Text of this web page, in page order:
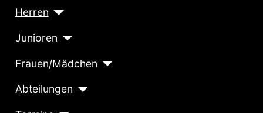
Herren
Junioren
Frauen/Mädchen
Abteilungen